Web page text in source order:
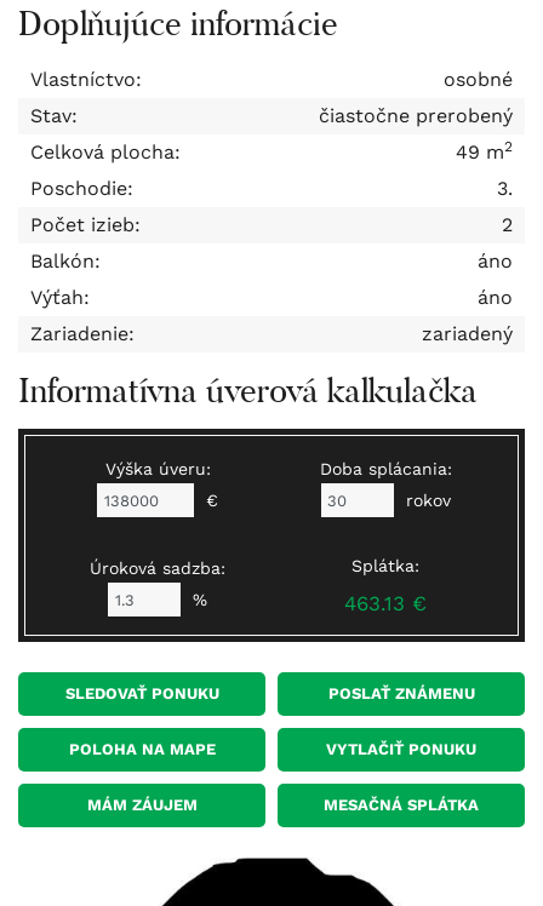
Doplňujúce informácie
Vlastníctvo:
osobné
Stav:
čiastočne prerobený
Celková plocha:
49 m2
Poschodie:
3.
Počet izieb:
2
Balkón:
áno
Výťah:
áno
Zariadenie:
zariadený
Informatívna úverová kalkulačka
Výška úveru:
€
Doba splácania:
rokov
Úroková sadzba:
%
Splátka:
463.13 €
SLEDOVAŤ PONUKU POSLAŤ ZNÁMENU
POLOHA NA MAPE VYTLAČIŤ PONUKU
MÁM ZÁUJEM MESAČNÁ SPLÁTKA